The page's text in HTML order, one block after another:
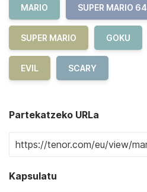
MARIO SUPER MARIO 64
SUPER MARIO GOKU
EVIL SCARY
Partekatzeko URLa
Kapsulatu